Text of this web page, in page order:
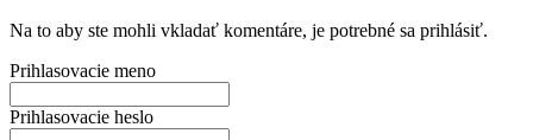
Na to aby ste mohli vkladať komentáre, je potrebné sa prihlásiť.
Prihlasovacie meno
Prihlasovacie heslo